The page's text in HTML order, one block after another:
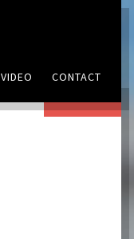
VIDEO CONTACT